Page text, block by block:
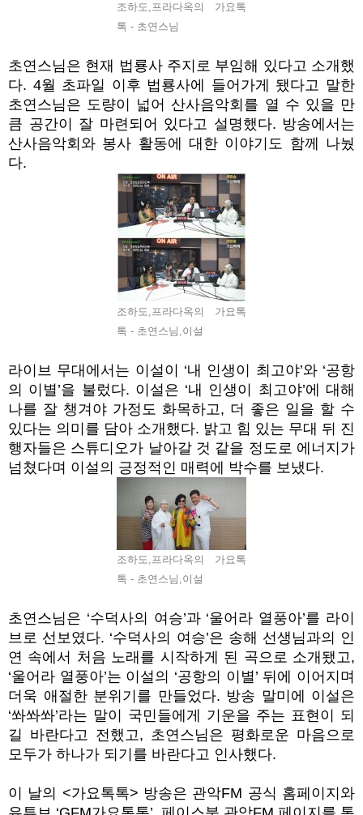
조하도,프라다옥의 가요톡
톡 - 초연스님
초연스님은 현재 법룡사 주지로 부임해 있다고 소개했
다. 4월 초파일 이후 법룡사에 들어가게 됐다고 말한
초연스님은 도량이 넓어 산사음악회를 열 수 있을 만
큼 공간이 잘 마련되어 있다고 설명했다. 방송에서는
산사음악회와 봉사 활동에 대한 이야기도 함께 나눴
다.
조하도,프라다옥의 가요톡
톡 - 초연스님,이설
라이브 무대에서는 이설이 ‘내 인생이 최고야’와 ‘공항
의 이별’을 불렀다. 이설은 ‘내 인생이 최고야’에 대해
나를 잘 챙겨야 가정도 화목하고, 더 좋은 일을 할 수
있다는 의미를 담아 소개했다. 밝고 힘 있는 무대 뒤 진
행자들은 스튜디오가 날아갈 것 같을 정도로 에너지가
넘쳤다며 이설의 긍정적인 매력에 박수를 보냈다.
조하도,프라다옥의 가요톡
톡 - 초연스님,이설
초연스님은 ‘수덕사의 여승’과 ‘울어라 열풍아’를 라이
브로 선보였다. ‘수덕사의 여승’은 송해 선생님과의 인
연 속에서 처음 노래를 시작하게 된 곡으로 소개됐고,
‘울어라 열풍아’는 이설의 ‘공항의 이별’ 뒤에 이어지며
더욱 애절한 분위기를 만들었다. 방송 말미에 이설은
‘쏴쏴쏴’라는 말이 국민들에게 기운을 주는 표현이 되
길 바란다고 전했고, 초연스님은 평화로운 마음으로
모두가 하나가 되기를 바란다고 인사했다.
이 날의 <가요톡톡> 방송은 관악FM 공식 홈페이지와